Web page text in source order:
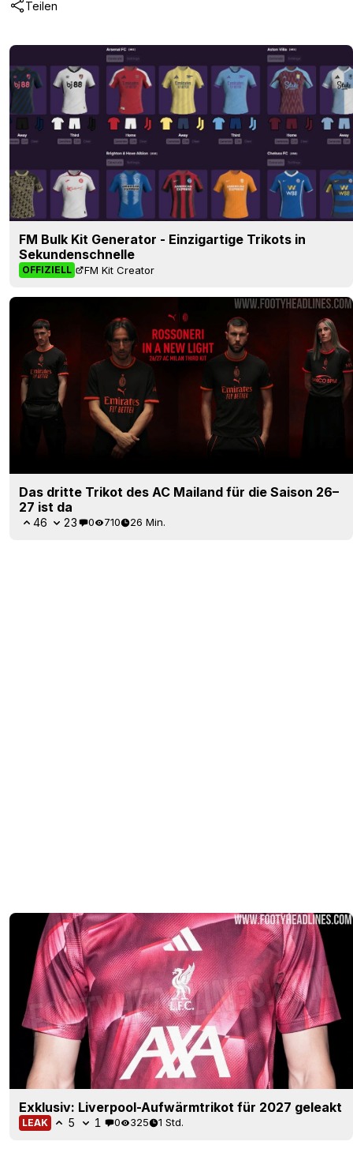
Teilen
FM Bulk Kit Generator - Einzigartige Trikots in
Sekundenschnelle
OFFIZIELL FM Kit Creator
Das dritte Trikot des AC Mailand für die Saison 26–
27 ist da
46 23 0 710 26 Min.
Exklusiv: Liverpool-Aufwärmtrikot für 2027 geleakt
LEAK 5 1 0 325 1 Std.